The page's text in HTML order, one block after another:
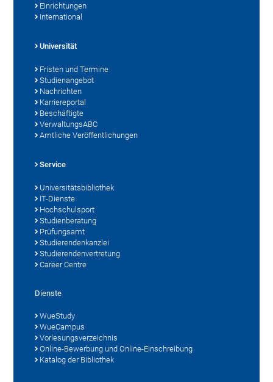
Einrichtungen
International
Universität
Fristen und Termine
Studienangebot
Nachrichten
Karriereportal
Beschäftigte
VerwaltungsABC
Amtliche Veröffentlichungen
Service
Universitätsbibliothek
IT-Dienste
Hochschulsport
Studienberatung
Prüfungsamt
Studierendenkanzlei
Studierendenvertretung
Career Centre
Dienste
WueStudy
WueCampus
Vorlesungsverzeichnis
Online-Bewerbung und Online-Einschreibung
Katalog der Bibliothek